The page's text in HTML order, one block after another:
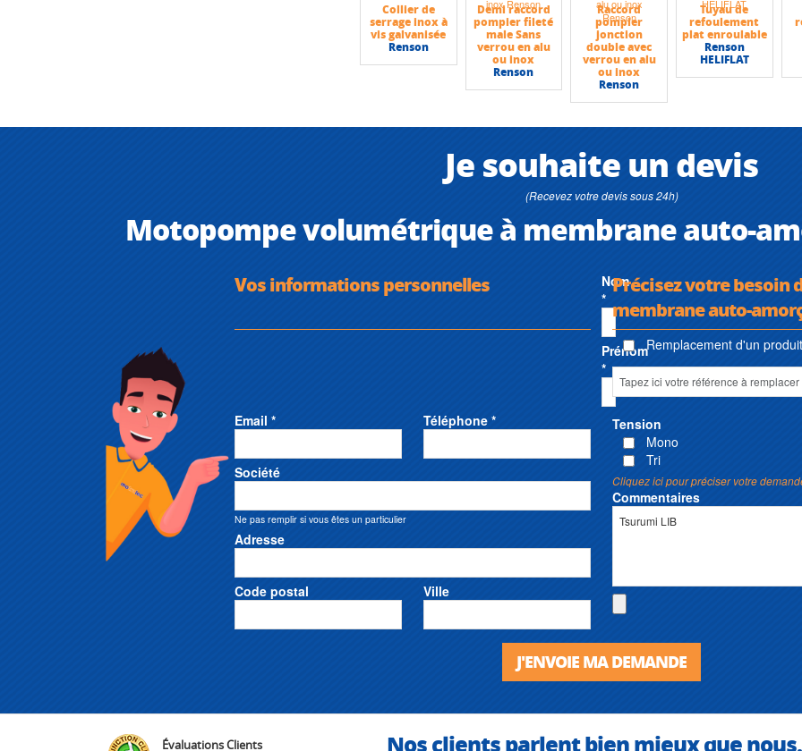
Collier de
serrage inox à
vis galvanisée
Renson
Demi raccord
pompier fileté
male Sans
verrou en alu
ou inox
Renson
Raccord
pompier
jonction
double avec
verrou en alu
ou inox
Renson
Tuyau de
refoulement
plat enroulable
Renson
HELIFLAT
Je souhaite un devis
(Recevez votre devis sous 24h)
Motopompe volumétrique à membrane auto-
Vos informations personnelles
Nom
*
Prénom
*
Email * Téléphone *
Société
Ne pas remplir si vous êtes un particulier
Adresse
Code postal Ville
Précisez votre besoin
membrane auto-
Remplacement d'un
Tension
Mono
Tri
Cliquez ici pour préciser votre
Commentaires
J'ENVOIE MA DEMANDE
Évaluations Clients
Nos clients parlent bien mieux que